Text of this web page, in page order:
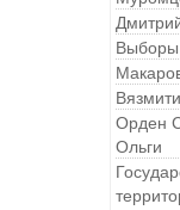
Выборы
Орден
Ольги